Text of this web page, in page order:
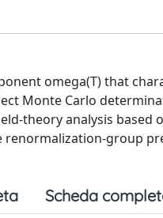
omega(T) that
Monte Carlo
theory analysis
renormalization-group
Scheda